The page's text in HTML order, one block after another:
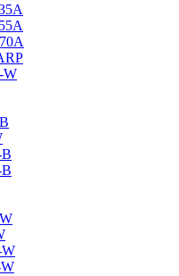
W
W